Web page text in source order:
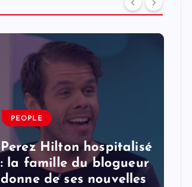
PEOPLE
Perez Hilton hospitalisé
: la famille du blogueur
donne de ses nouvelles